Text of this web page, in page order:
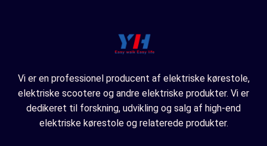
Vi er en professionel producent af elektriske kørestole,
elektriske scootere og andre elektriske produkter. Vi er
dedikeret til forskning, udvikling og salg af high-end
elektriske kørestole og relaterede produkter.